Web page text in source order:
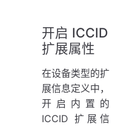
开启 ICCID
扩展属性
在设备类型的扩
展信息定义中，
开启内置的
ICCID 扩展信